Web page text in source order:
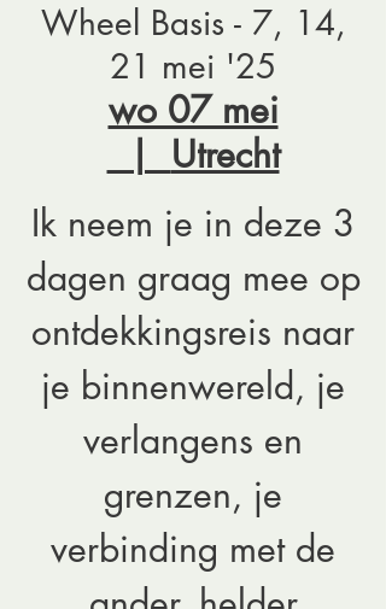
Wheel Basis - 7, 14,
21 mei '25
wo 07 mei
Utrecht
Ik neem je in deze 3
dagen graag mee op
ontdekkingsreis naar
je binnenwereld, je
verlangens en
grenzen, je
verbinding met de